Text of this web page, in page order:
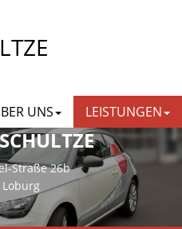
UNS LEISTUNGEN
Straße 26b